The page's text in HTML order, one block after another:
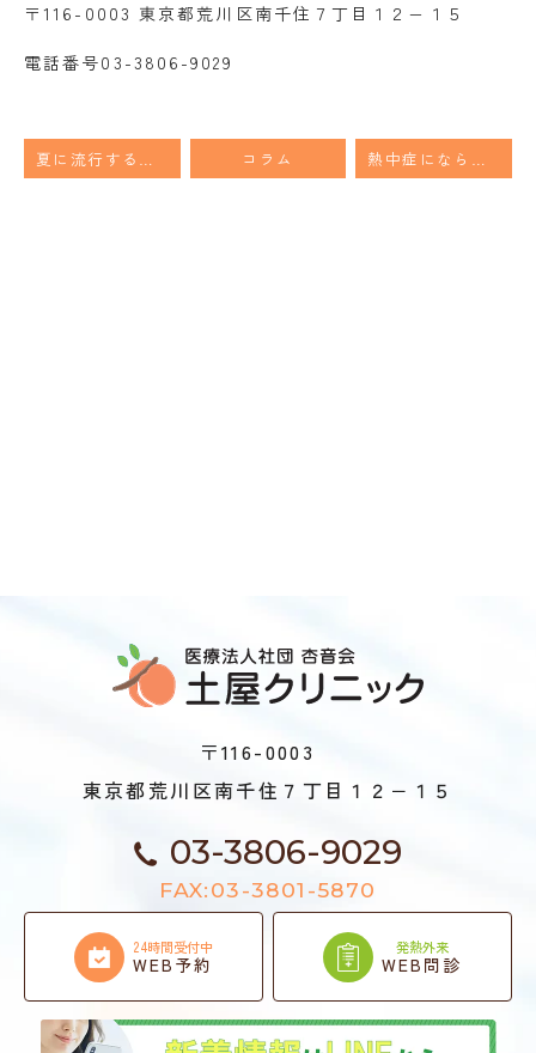
〒116-0003 東京都荒川区南千住７丁目１２−１５
電話番号03-3806-9029
夏に流行する手足口病の話 コラム 熱中症にならないために！熱中症を予防する3つのポイント
〒116-0003
東京都荒川区南千住７丁目１２−１５
03-3806-9029
FAX:03-3801-5870
24時間受付中
WEB予約
発熱外来
WEB問診